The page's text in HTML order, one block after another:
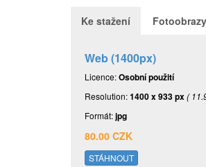
Ke stažení Fotoobrazy
Web (1400px)
Licence:Osobní použití
Resolution:1400 x 933 px(
Formát:jpg
80.00 CZK
STÁHNOUT